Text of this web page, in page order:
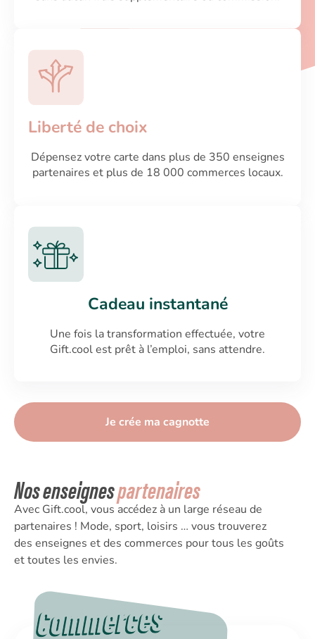
Liberté de choix
Dépensez votre carte dans plus de 350 enseignes
partenaires et plus de 18 000 commerces locaux.
Cadeau instantané
Une fois la transformation effectuée, votre
Gift.cool est prêt à l’emploi, sans attendre.
Je crée ma cagnotte
Nos enseignespartenaires
Avec Gift.cool, vous accédez à un large réseau de
partenaires ! Mode, sport, loisirs … vous trouverez
des enseignes et des commerces pour tous les goûts
et toutes les envies.